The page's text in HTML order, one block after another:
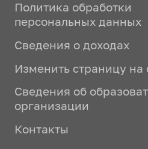
Политика обработки
персональных данных
Сведения о доходах
Изменить страницу на
Сведения об
организации
Контакты